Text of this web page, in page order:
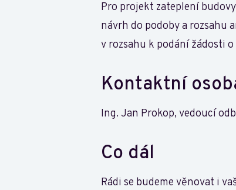
Pro projekt zateplení
návrh do podoby a rozsahu
v rozsahu k podání žádosti
Kontaktní
Ing. Jan Prokop, vedoucí
Co dál
Rádi se budeme věnovat i